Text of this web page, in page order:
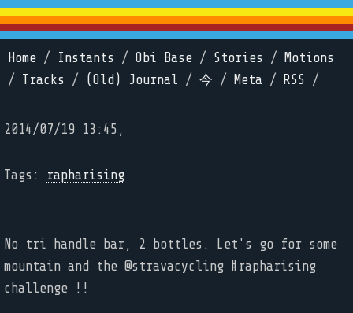
Home / Instants / Obi Base / Stories /
Motions
/ Tracks / (Old) Journal / 今 / Meta / RSS /
2014/07/19 13:45,
Tags: rapharising
No tri handle bar, 2 bottles. Let's go for some
mountain and the @stravacycling #rapharising
challenge !!